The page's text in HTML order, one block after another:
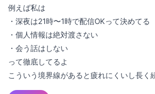
例えば私は
・深夜は21時〜1時で配信OKって決めてる
・個人情報は絶対渡さない
・会う話はしない
って徹底してるよ
こういう境界線があると疲れにくいし長く